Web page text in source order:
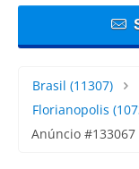
Brasil (11307)
Florianopolis
Anúncio #133067